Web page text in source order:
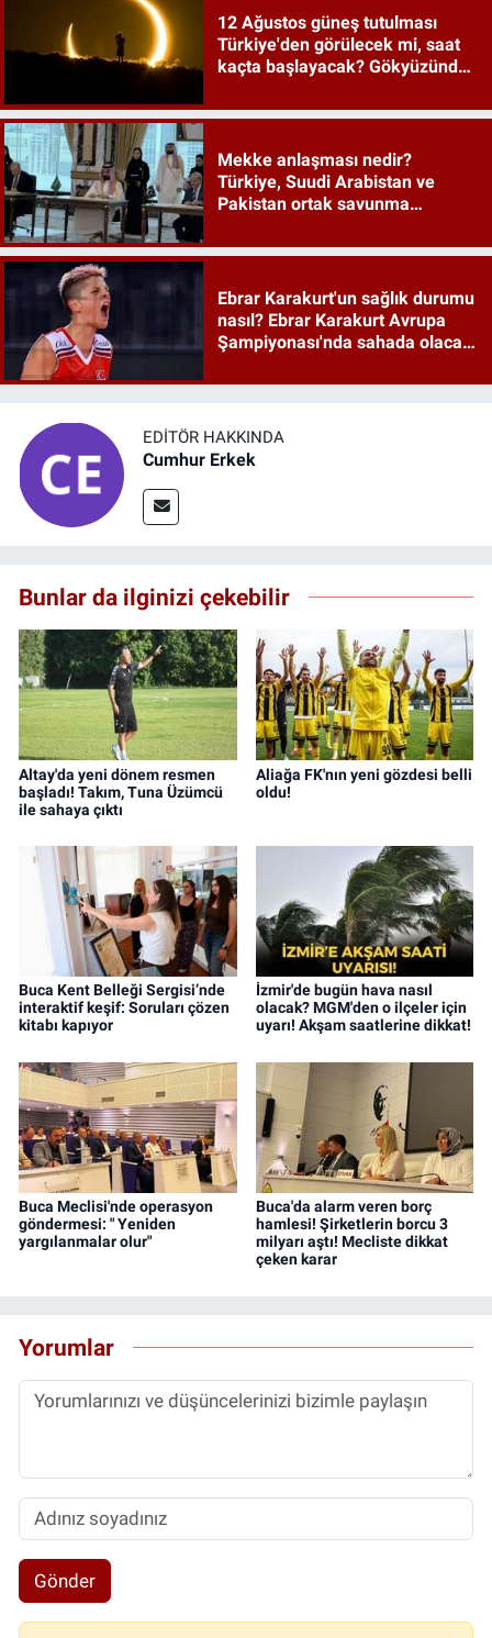
12 Ağustos güneş tutulması
Türkiye'den görülecek mi, saat
kaçta başlayacak? Gökyüzünde
Mekke anlaşması nedir?
Türkiye, Suudi Arabistan ve
Pakistan ortak savunma
Ebrar Karakurt'un sağlık durumu
nasıl? Ebrar Karakurt Avrupa
Şampiyonası'nda sahada olacak
EDITÖR HAKKINDA
Cumhur Erkek
Bunlar da ilginizi çekebilir
Altay'da yeni dönem resmen
başladı! Takım, Tuna Üzümcü
ile sahaya çıktı
Aliağa FK'nın yeni gözdesi belli
oldu!
Buca Kent Belleği Sergisi’nde
interaktif keşif: Soruları çözen
kitabı kapıyor
İzmir'de bugün hava nasıl
olacak? MGM'den o ilçeler için
uyarı! Akşam saatlerine dikkat!
Buca Meclisi'nde operasyon
göndermesi: " Yeniden
yargılanmalar olur"
Buca'da alarm veren borç
hamlesi! Şirketlerin borcu 3
milyarı aştı! Mecliste dikkat
çeken karar
Yorumlar
Gönder